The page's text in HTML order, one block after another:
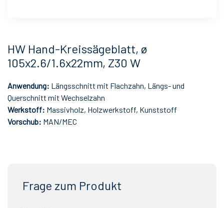
HW Hand-Kreissägeblatt, ø
105x2.6/1.6x22mm, Z30 W
Anwendung: Längsschnitt mit Flachzahn, Längs- und
Querschnitt mit Wechselzahn
Werkstoff: Massivholz, Holzwerkstoff, Kunststoff
Vorschub: MAN/MEC
Frage zum Produkt